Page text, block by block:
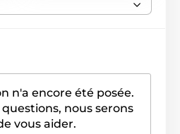
n'a encore été posée.
questions, nous serons
vous aider.